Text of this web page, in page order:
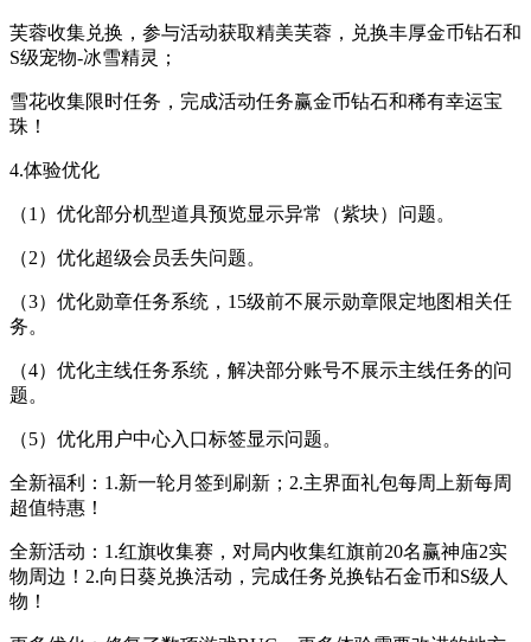
芙蓉收集兑换，参与活动获取精美芙蓉，兑换丰厚金币钻石和
S级宠物-冰雪精灵；
雪花收集限时任务，完成活动任务赢金币钻石和稀有幸运宝
珠！
4.体验优化
（1）优化部分机型道具预览显示异常（紫块）问题。
（2）优化超级会员丢失问题。
（3）优化勋章任务系统，15级前不展示勋章限定地图相关任
务。
（4）优化主线任务系统，解决部分账号不展示主线任务的问
题。
（5）优化用户中心入口标签显示问题。
全新福利：1.新一轮月签到刷新；2.主界面礼包每周上新每周
超值特惠！
全新活动：1.红旗收集赛，对局内收集红旗前20名赢神庙2实
物周边！2.向日葵兑换活动，完成任务兑换钻石金币和S级人
物！